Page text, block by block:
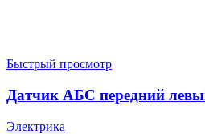
Быстрый просмотр
Датчик АБС передний
Электрика